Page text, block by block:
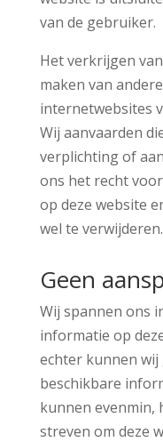
van de gebruiker.
Het verkrijgen
maken van
internetwebsites
Wij aanvaarden
verplichting of
ons het recht
op deze website
wel te verwijderen.
Geen
Wij spannen ons
informatie op
echter kunnen wij
beschikbare
kunnen evenmin,
streven om deze